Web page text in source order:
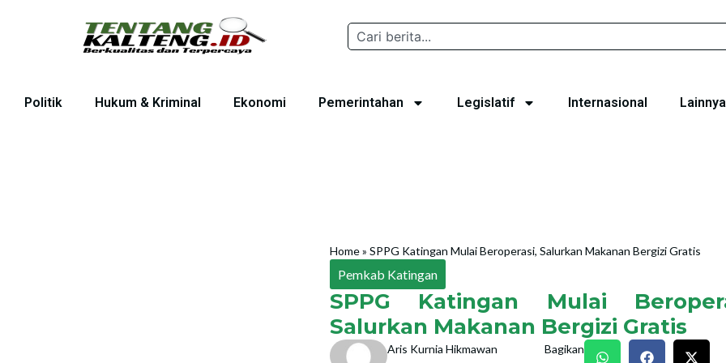
Politik Hukum & Kriminal Ekonomi Pemerintahan Legislatif Internasional Lainnya
Home»SPPG Katingan Mulai Beroperasi, Salurkan Makanan Bergizi Gratis
Pemkab Katingan
SPPG Katingan Mulai
Salurkan Makanan Bergizi Gratis
Aris Kurnia Hikmawan Bagikan